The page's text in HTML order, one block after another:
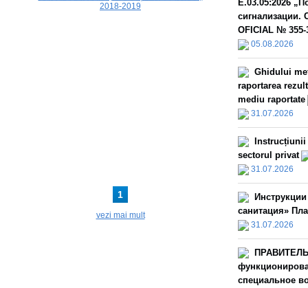
2018-2019
1
vezi mai mult
E.03.05:2026
сигнализации.
OFICIAL №
05.08.2026
Ghidului
raportarea
mediu raportate
31.07.2026
sectorul privat
31.07.2026
санитация»
31.07.2026
специальное